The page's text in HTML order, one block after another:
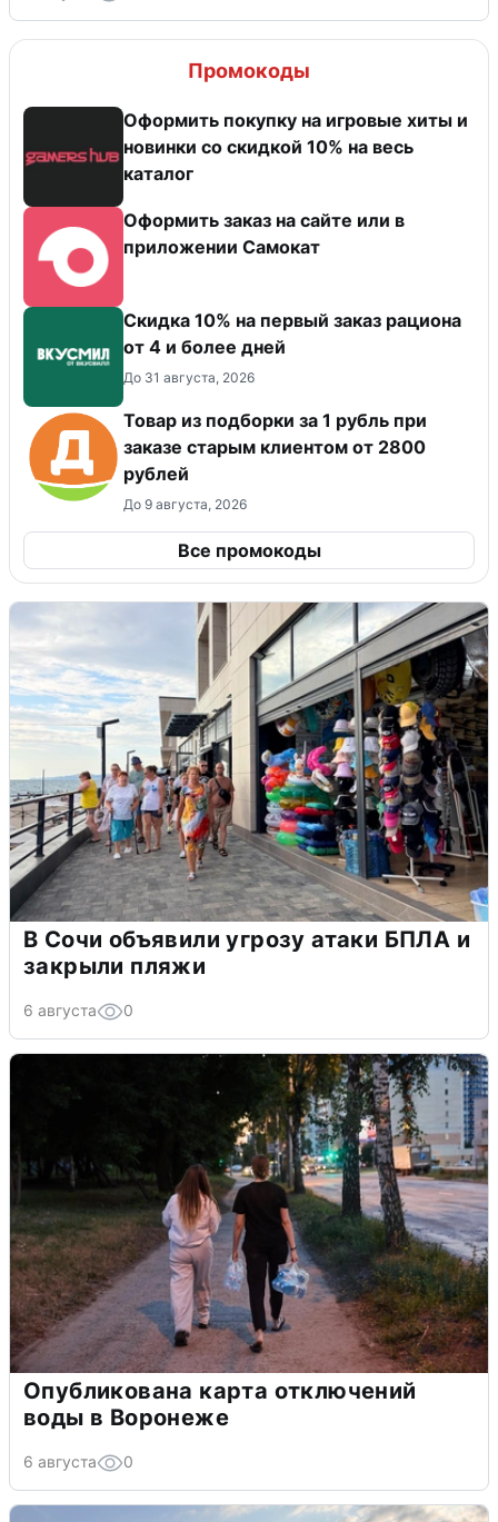
Промокоды
Оформить покупку на игровые хиты и
новинки со скидкой 10% на весь
каталог
Оформить заказ на сайте или в
приложении Самокат
Скидка 10% на первый заказ рациона
от 4 и более дней
До 31 августа, 2026
Товар из подборки за 1 рубль при
заказе старым клиентом от 2800
рублей
До 9 августа, 2026
Все промокоды
В Сочи объявили угрозу атаки БПЛА и
закрыли пляжи
6 августа 0
Опубликована карта отключений
воды в Воронеже
6 августа 0